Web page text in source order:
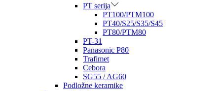
PT serija
PT100/PTM100
PT40/S25/S35/S45
PT80/PTM80
PT-31
Panasonic P80
Trafimet
Cebora
SG55 / AG60
Podložne keramike